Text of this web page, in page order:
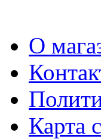
О
Карта